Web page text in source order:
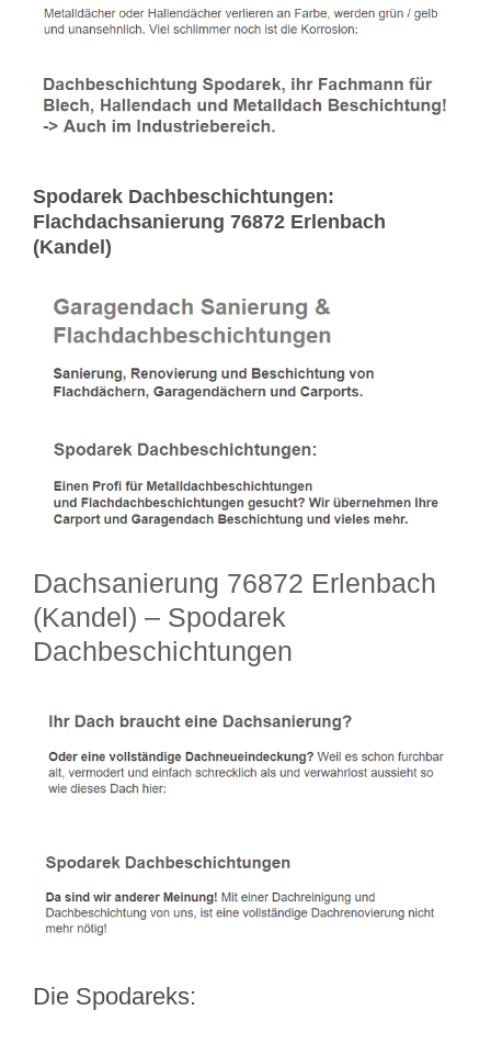
Spodarek Dachbeschichtungen:
Flachdachsanierung 76872 Erlenbach
(Kandel)
Dachsanierung 76872 Erlenbach
(Kandel) – Spodarek
Dachbeschichtungen
Die Spodareks: